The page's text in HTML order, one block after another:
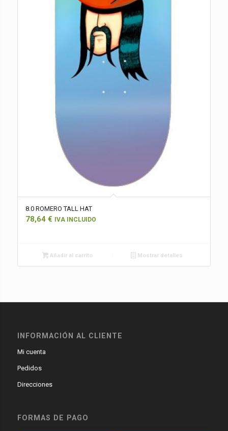
8.0 ROMERO TALL HAT
78,64 € IVA INCLUIDO
Añadir al carrito Mostrar detalles
INFORMACIÓN AL CLIENTE
Mi cuenta
Pedidos
Direcciones
FORMAS DE PAGO